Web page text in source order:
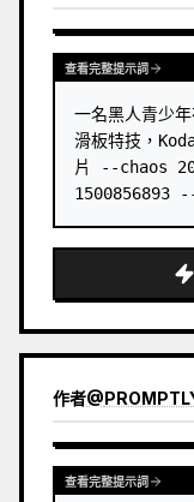
查看完整提示詞
一名黑人青少
滑板特技，
片 --chaos
1500856893
作者@
查看完整提示詞